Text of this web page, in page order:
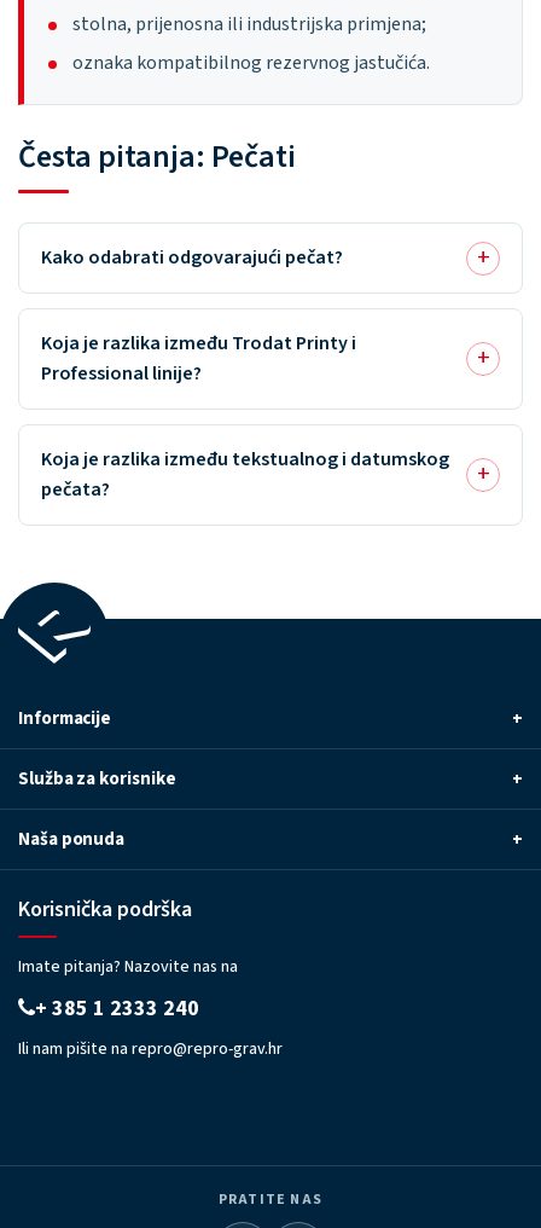
stolna, prijenosna ili industrijska primjena;
oznaka kompatibilnog rezervnog jastučića.
Česta pitanja: Pečati
Kako odabrati odgovarajući pečat?
Koja je razlika između Trodat Printy i
Professional linije?
Koja je razlika između tekstualnog i datumskog
pečata?
Informacije +
Služba za korisnike +
Naša ponuda +
Korisnička podrška
Imate pitanja? Nazovite nas na
+ 385 1 2333 240
Ili nam pišite na repro@repro-grav.hr
PRATITE NAS